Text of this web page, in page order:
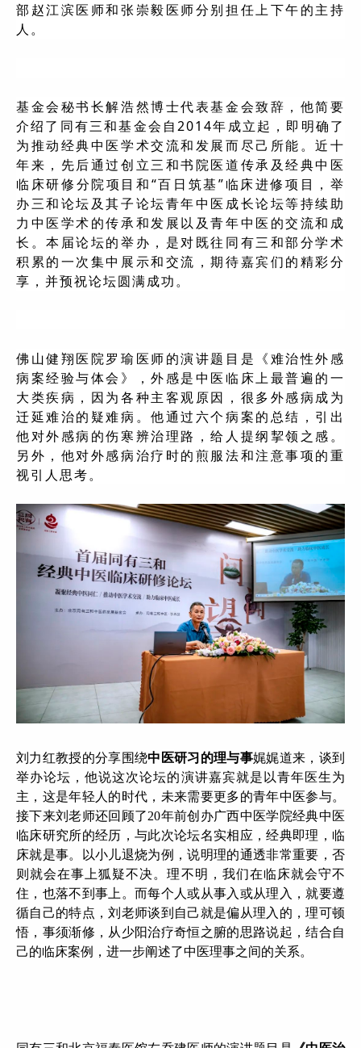
部赵江滨医师和张崇毅医师分别担任上下午的主持
人。
基金会秘书长解浩然博士代表基金会致辞，他简要
介绍了同有三和基金会自2014年成立起，即明确了
为推动经典中医学术交流和发展而尽己所能。近十
年来，先后通过创立三和书院医道传承及经典中医
临床研修分院项目和“百日筑基”临床进修项目，举
办三和论坛及其子论坛青年中医成长论坛等持续助
力中医学术的传承和发展以及青年中医的交流和成
长。本届论坛的举办，是对既往同有三和部分学术
积累的一次集中展示和交流，期待嘉宾们的精彩分
享，并预祝论坛圆满成功。
佛山健翔医院罗瑜医师的演讲题目是《难治性外感
病案经验与体会》，外感是中医临床上最普遍的一
大类疾病，因为各种主客观原因，很多外感病成为
迁延难治的疑难病。他通过六个病案的总结，引出
他对外感病的伤寒辨治理路，给人提纲挈领之感。
另外，他对外感病治疗时的煎服法和注意事项的重
视引人思考。
刘力红教授的分享围绕中医研习的理与事娓娓道来，谈到
举办论坛，他说这次论坛的演讲嘉宾就是以青年医生为
主，这是年轻人的时代，未来需要更多的青年中医参与。
接下来刘老师还回顾了20年前创办广西中医学院经典中医
临床研究所的经历，与此次论坛名实相应，经典即理，临
床就是事。以小儿退烧为例，说明理的通透非常重要，否
则就会在事上狐疑不决。理不明，我们在临床就会守不
住，也落不到事上。而每个人或从事入或从理入，就要遵
循自己的特点，刘老师谈到自己就是偏从理入的，理可顿
悟，事须渐修，从少阳治疗奇恒之腑的思路说起，结合自
己的临床案例，进一步阐述了中医理事之间的关系。